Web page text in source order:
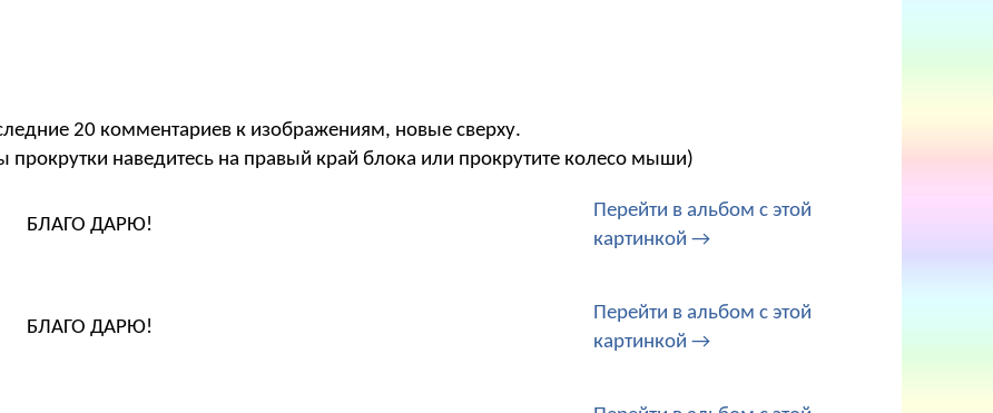
20 комментариев к изображениям, новые сверху.
прокрутки наведитесь на правый край блока или прокрутите колесо мыши)
БЛАГО ДАРЮ!
Перейти в альбом с этой
картинкой →
БЛАГО ДАРЮ!
Перейти в альбом с этой
картинкой →